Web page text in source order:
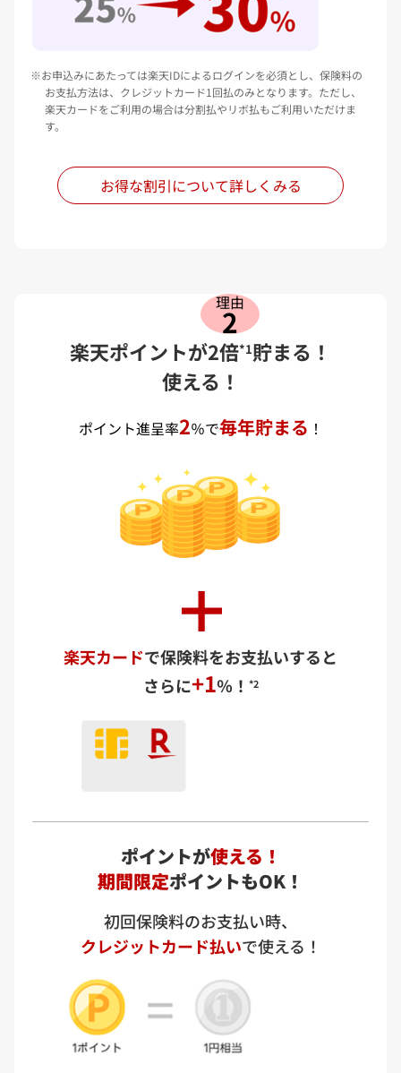
お申込みにあたっては楽天IDによるログインを必須とし、保険料の
お支払方法は、クレジットカード1回払のみとなります。ただし、
楽天カードをご利用の場合は分割払やリボ払もご利用いただけま
す。
お得な割引について詳しくみる
理由
2
楽天ポイントが2倍*1貯まる！
使える！
ポイント進呈率2％で毎年貯まる ！
楽天カードで保険料をお支払いすると
さらに+1％！ *2
ポイントが使える！
期間限定ポイントもOK！
初回保険料のお支払い時、
クレジットカード払いで使える！